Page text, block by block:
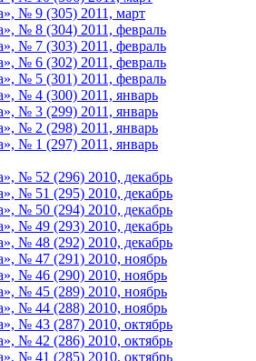
№ 9 (305) 2011, март
№ 8 (304) 2011, февраль
№ 7 (303) 2011, февраль
№ 6 (302) 2011, февраль
№ 5 (301) 2011, февраль
№ 4 (300) 2011, январь
№ 3 (299) 2011, январь
№ 2 (298) 2011, январь
№ 1 (297) 2011, январь
№ 52 (296) 2010, декабрь
№ 51 (295) 2010, декабрь
№ 50 (294) 2010, декабрь
№ 49 (293) 2010, декабрь
№ 48 (292) 2010, декабрь
№ 47 (291) 2010, ноябрь
№ 46 (290) 2010, ноябрь
№ 45 (289) 2010, ноябрь
№ 44 (288) 2010, ноябрь
№ 43 (287) 2010, октябрь
№ 42 (286) 2010, октябрь
№ 41 (285) 2010, октябрь